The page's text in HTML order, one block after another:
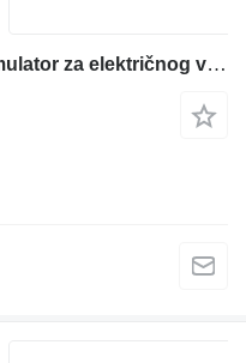
AIM 48 Volt 5 PzS 775 Ah akumulator za električnog viljuškara